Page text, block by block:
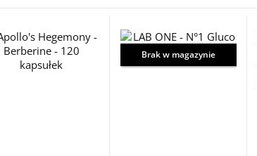
Brak w magazynie